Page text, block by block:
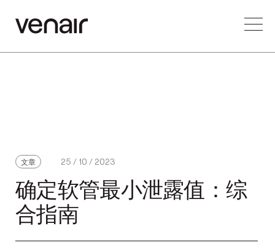
文章 25 / 10 / 2023
确定软管最小泄露值：综
合指南